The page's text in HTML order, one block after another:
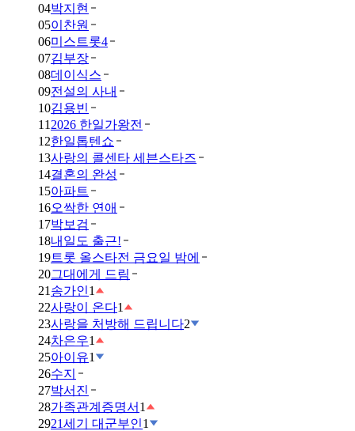
04박지현
05이찬원
06미스트롯4
07김부장
08데이식스
09전설의 사내
10김용빈
11 2026 한일가왕전
12한일톱텐쇼
13사랑의 콜센타 세븐스타즈
14결혼의 완성
15아파트
16오싹한 연애
17박보검
18내일도 출근!
19트롯 올스타전 금요일 밤에
20그대에게 드림
21 송가인1
22사랑이 온다1
23사랑을 처방해 드립니다2
24차은우1
25아이유1
26수지
27박서진
28가족관계증명서 1
2921세기 대군부인1